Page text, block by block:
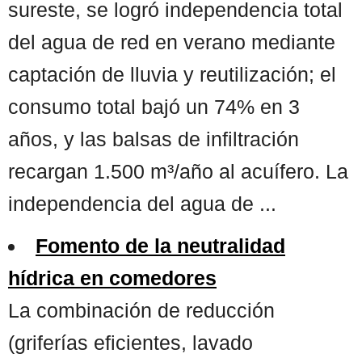
sureste, se logró independencia total
del agua de red en verano mediante
captación de lluvia y reutilización; el
consumo total bajó un 74% en 3
años, y las balsas de infiltración
recargan 1.500 m³/año al acuífero. La
independencia del agua de ...
Fomento de la neutralidad
hídrica en comedores
La combinación de reducción
(griferías eficientes, lavado